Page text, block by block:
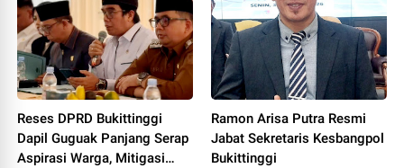
Reses DPRD Bukittinggi
Dapil Guguak Panjang Serap
Aspirasi Warga, Mitigasi
Ramon Arisa Putra Resmi
Jabat Sekretaris Kesbangpol
Bukittinggi